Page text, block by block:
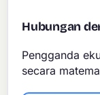
Hubungan
Pengganda
secara